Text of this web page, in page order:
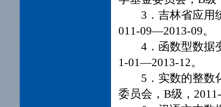
3．吉林省应用
011-09—2013-09。
4．函数型数据
1-01—2013-12。
5．实数的整数
委员会，B级，